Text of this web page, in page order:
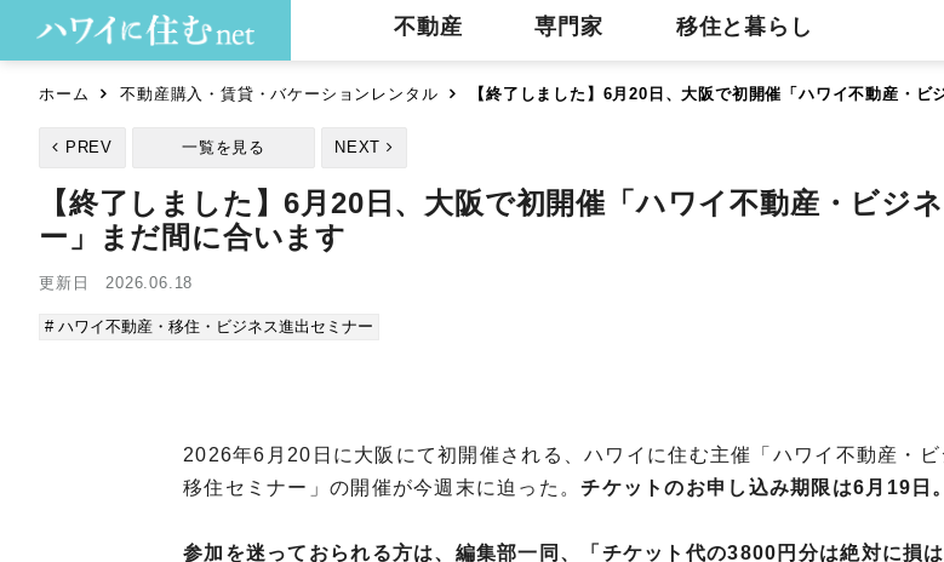
不動産 専門家 移住と暮らし
ホーム 不動産購入・賃貸・バケーションレンタル 【終了しました】6月20日、大阪で初開催「ハワイ不動産・
PREV 一覧を見る NEXT
【終了しました】6月20日、大阪で初開催「ハワイ不動産・ビジ
ー」まだ間に合います
更新日 2026.06.18
# ハワイ不動産・移住・ビジネス進出セミナー
2026年6月20日に大阪にて初開催される、ハワイに住む主催「ハワイ不動産・ビ
移住セミナー」の開催が今週末に迫った。チケットのお申し込み期限は6月19日。
参加を迷っておられる方は、編集部一同、「チケット代の3800円分は絶対に損